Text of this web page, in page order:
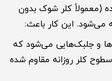
(معمولاً کلر شوک بدون
می‌شود. این کار باعث:
و جلبک‌هایی می‌شود که
کلر روزانه مقاوم شده